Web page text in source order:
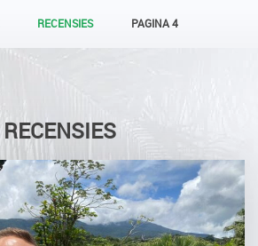
RECENSIES PAGINA 4
RECENSIES